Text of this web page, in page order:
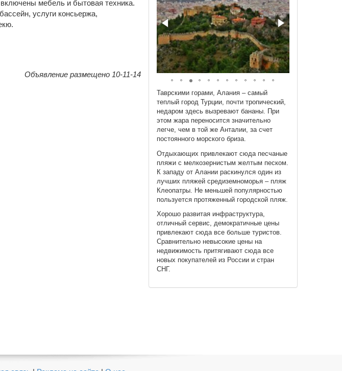
мебель и бытовая техника.
услуги консьержа,
Объявление размещено 10-11-14
Таврскими горами, Алания – самый
теплый город Турции, почти тропический,
недаром здесь вызревают бананы. При
этом жара переносится значительно
легче, чем в той же Анталии, за счет
постоянного морского бриза.
Отдыхающих привлекают сюда песчаные
пляжи с мелкозернистым желтым песком.
К западу от Алании раскинулся один из
лучших пляжей средиземноморья – пляж
Клеопатры. Не меньшей популярностью
пользуется протяженный городской пляж.
Хорошо развитая инфраструктура,
отличный сервис, демократичные цены
привлекают сюда все больше туристов.
Сравнительно невысокие цены на
недвижимость притягивают сюда все
новых покупателей из России и стран
СНГ.